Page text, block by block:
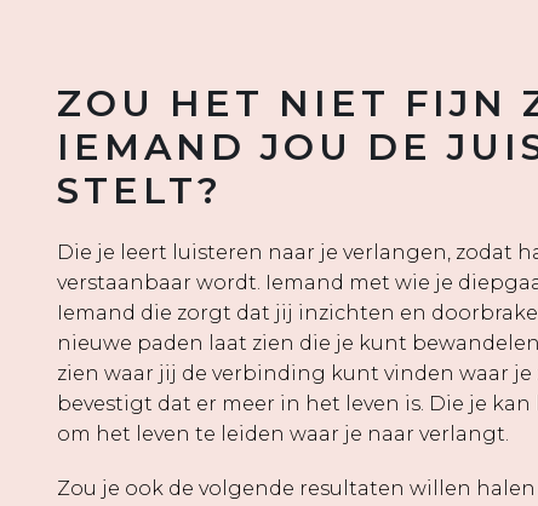
ZOU HET NIET FIJN
IEMAND JOU DE
STELT?
Die je leert luisteren naar je verlangen, zodat
verstaanbaar wordt. Iemand met wie je
Iemand die zorgt dat jij inzichten en
nieuwe paden laat zien die je kunt
zien waar jij de verbinding kunt vinden waar je
bevestigt dat er meer in het leven is. Die je
om het leven te leiden waar je naar verlangt.
Zou je ook de volgende resultaten willen